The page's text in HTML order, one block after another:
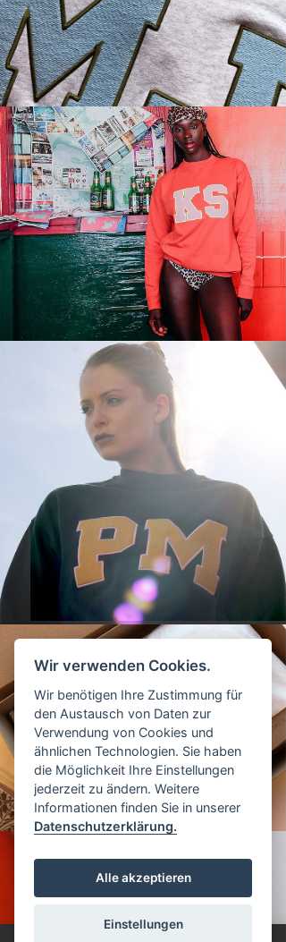
Wir verwenden Cookies.
Wir benötigen Ihre Zustimmung für
den Austausch von Daten zur
Verwendung von Cookies und
ähnlichen Technologien. Sie haben
die Möglichkeit Ihre Einstellungen
jederzeit zu ändern. Weitere
Informationen finden Sie in unserer
Datenschutzerklärung.
Alle akzeptieren
Einstellungen